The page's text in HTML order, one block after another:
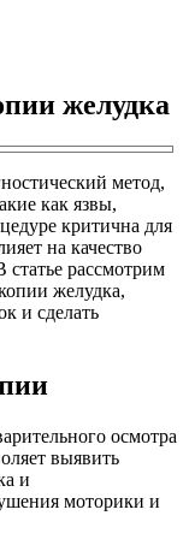
желудка
метод,
как язвы,
критична для
на качество
рассмотрим
желудка,
и сделать
осмотра
выявить
и
моторики и